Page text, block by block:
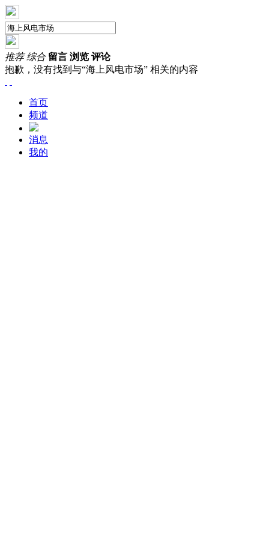
推荐 综合 留言 浏览 评论
抱歉，没有找到与“海上风电市场” 相关的内容
首页
频道
消息
我的